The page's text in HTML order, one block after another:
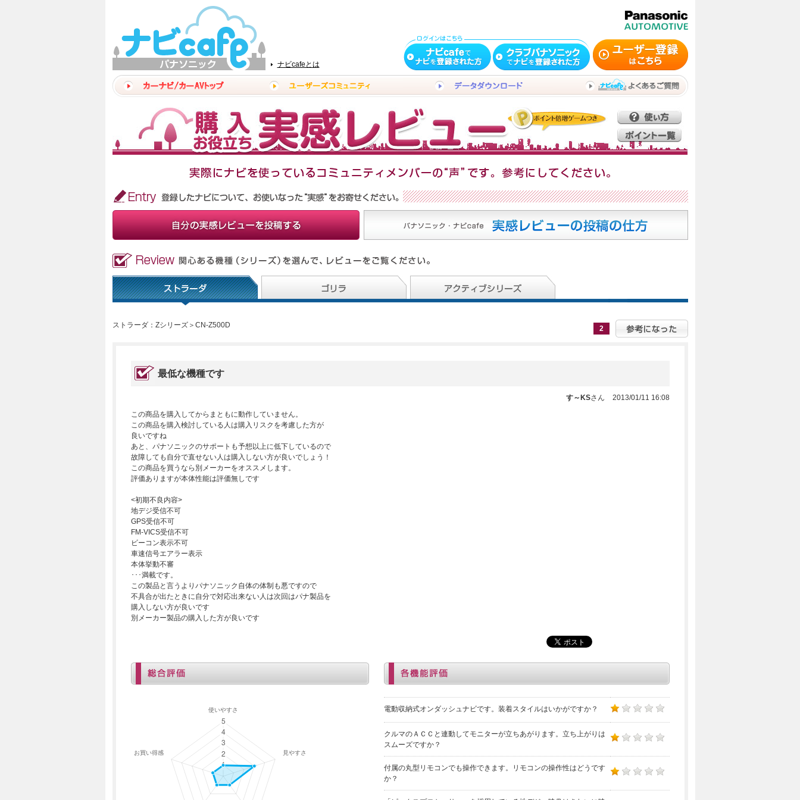
ナビcafeとは
ストラーダ：Zシリーズ＞CN-Z500D 2
最低な機種です
す～KSさん
2013/01/11 16:08
この商品を購入してからまともに動作していません。
この商品を購入検討している人は購入リスクを考慮した方が
良いですね
あと、パナソニックのサポートも予想以上に低下しているので
故障しても自分で直せない人は購入しない方が良いでしょう！
この商品を買うなら別メーカーをオススメします。
評価ありますが本体性能は評価無しです
<初期不良内容>
地デジ受信不可
GPS受信不可
FM-VICS受信不可
ビーコン表示不可
車速信号エアラー表示
本体挙動不審
･･･満載です。
この製品と言うよりパナソニック自体の体制も悪ですので
不具合が出たときに自分で対応出来ない人は次回はパナ製品を
購入しない方が良いです
別メーカー製品の購入した方が良いです
電動収納式オンダッシュナビです。装着スタイルはいかがですか？
クルマのＡＣＣと連動してモニターが立ちあがります。立ち上がりは
スムーズですか？
付属の丸型リモコンでも操作できます。リモコンの操作性はどうです
か？